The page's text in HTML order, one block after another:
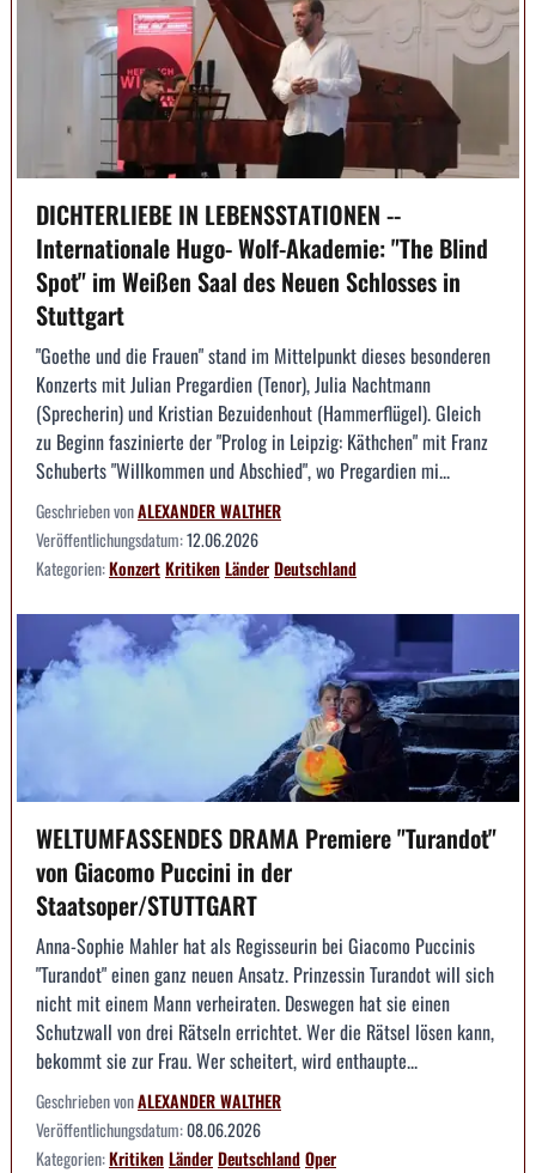
DICHTERLIEBE IN LEBENSSTATIONEN --
Internationale Hugo- Wolf-Akademie: "The Blind
Spot" im Weißen Saal des Neuen Schlosses in
Stuttgart
"Goethe und die Frauen" stand im Mittelpunkt dieses besonderen
Konzerts mit Julian Pregardien (Tenor), Julia Nachtmann
(Sprecherin) und Kristian Bezuidenhout (Hammerflügel). Gleich
zu Beginn faszinierte der "Prolog in Leipzig: Käthchen" mit Franz
Schuberts "Willkommen und Abschied", wo Pregardien mi...
Geschrieben vonALEXANDER WALTHER
Veröffentlichungsdatum:12.06.2026
Kategorien:KonzertKritikenLänderDeutschland
WELTUMFASSENDES DRAMA Premiere "Turandot"
von Giacomo Puccini in der
Staatsoper/STUTTGART
Anna-Sophie Mahler hat als Regisseurin bei Giacomo Puccinis
"Turandot" einen ganz neuen Ansatz. Prinzessin Turandot will sich
nicht mit einem Mann verheiraten. Deswegen hat sie einen
Schutzwall von drei Rätseln errichtet. Wer die Rätsel lösen kann,
bekommt sie zur Frau. Wer scheitert, wird enthaupte...
Geschrieben vonALEXANDER WALTHER
Veröffentlichungsdatum:08.06.2026
Kategorien:KritikenLänderDeutschlandOper